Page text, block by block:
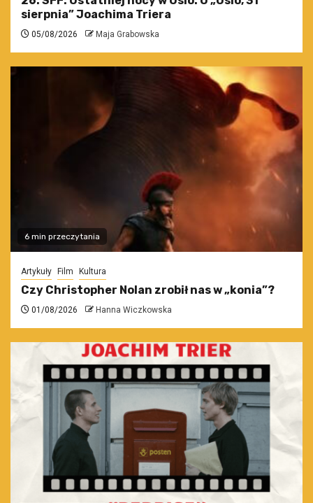
sierpnia” Joachima Triera
05/08/2026 Maja Grabowska
6 min przeczytania
Artykuły Film Kultura
Czy Christopher Nolan zrobił nas w „konia”?
01/08/2026 Hanna Wiczkowska